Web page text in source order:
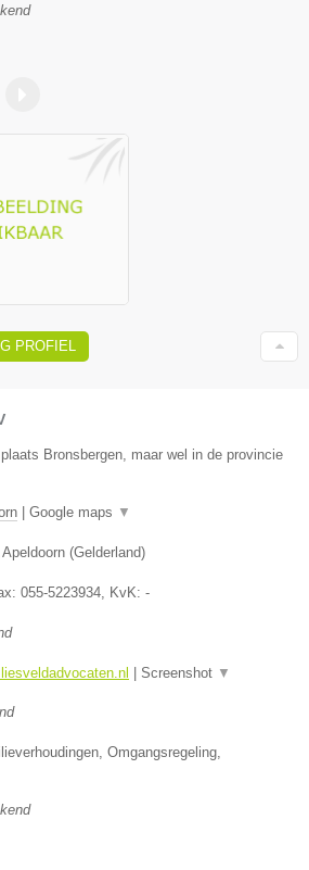
PROFIEL
Bronsbergen, maar wel in de provincie
Google maps ▼
Apeldoorn (Gelderland)
055-5223934, KvK: -
Screenshot ▼
Omgangsregeling,